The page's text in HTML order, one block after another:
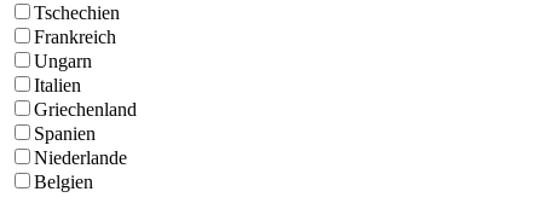
Tschechien
Frankreich
Ungarn
Italien
Griechenland
Spanien
Niederlande
Belgien